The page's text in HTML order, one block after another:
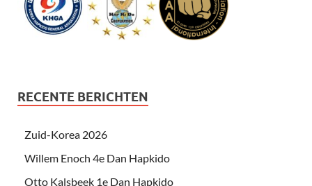
RECENTE BERICHTEN
Zuid-Korea 2026
Willem Enoch 4e Dan Hapkido
Otto Kalsbeek 1e Dan Hapkido